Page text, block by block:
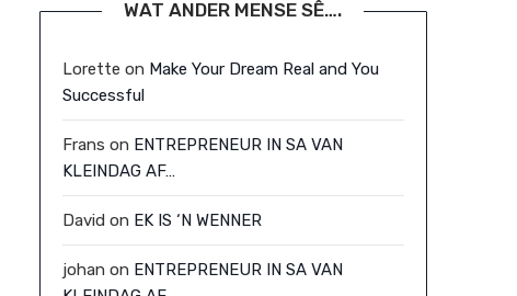
WAT ANDER MENSE SÊ….
Lorette on Make Your Dream Real and You
Successful
Frans on ENTREPRENEUR IN SA VAN
KLEINDAG AF…
David on EK IS ‘N WENNER
johan on ENTREPRENEUR IN SA VAN